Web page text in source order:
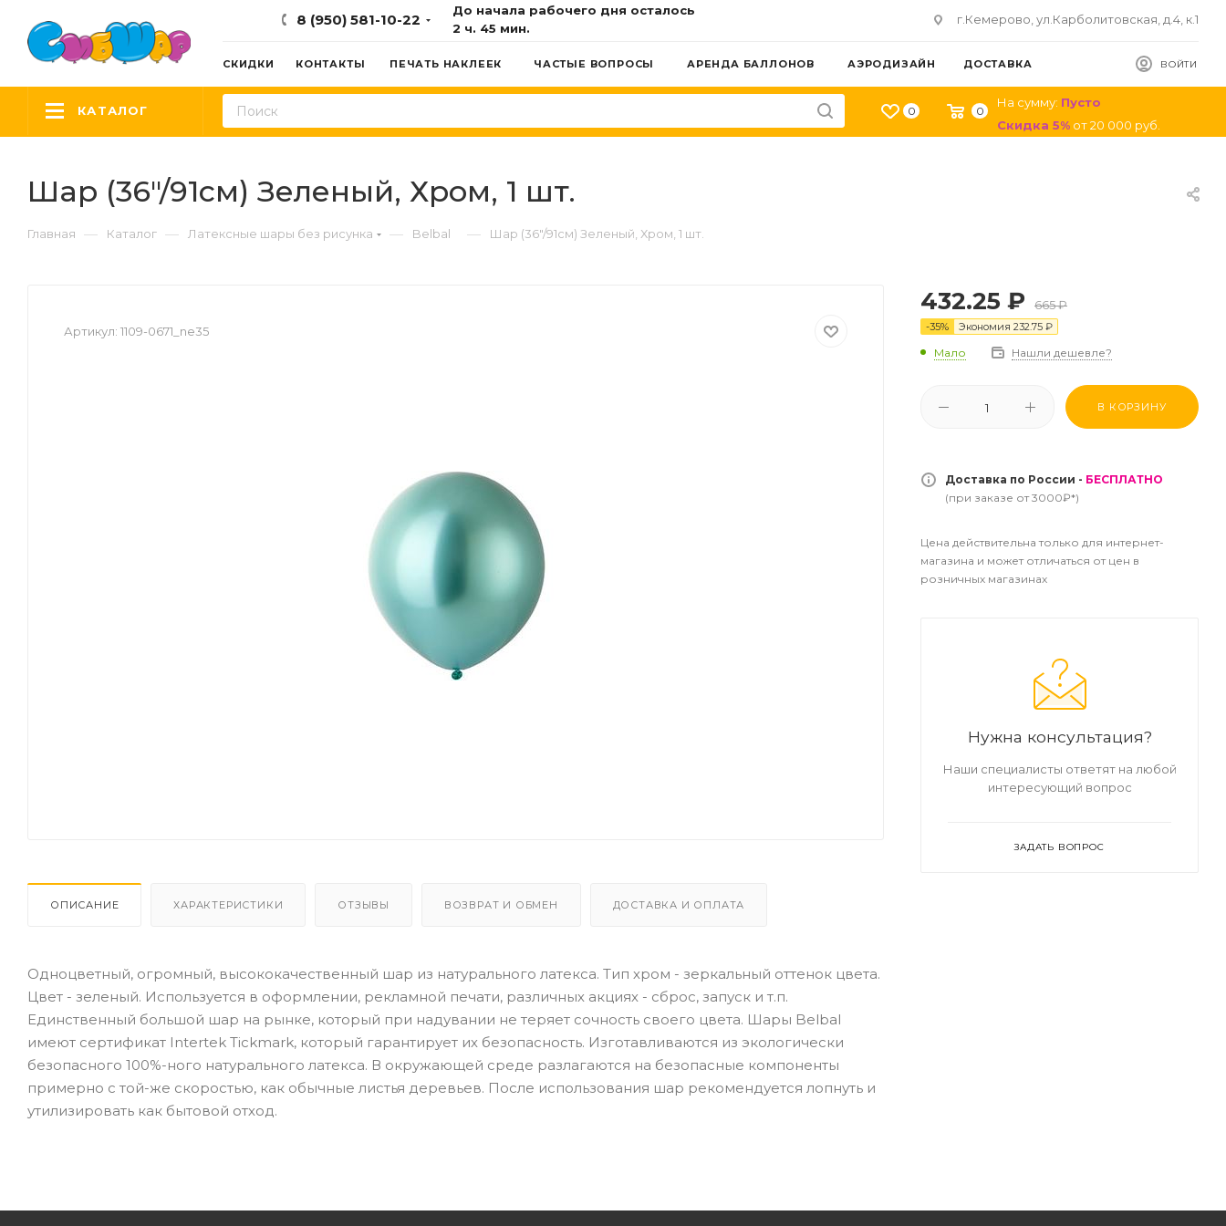
8 (950) 581-10-22
До начала рабочего дня осталось
2 ч. 45 мин.
г.Кемерово, ул.Карболитовская, д.4, к.1
ВОЙТИ
СКИДКИ КОНТАКТЫ ПЕЧАТЬ НАКЛЕЕК ЧАСТЫЕ ВОПРОСЫ АРЕНДА БАЛЛОНОВ АЭРОДИЗАЙН ДОСТАВКА
0 0
На сумму: Пусто
Скидка 5% от20 000 руб.
КАТАЛОГ
Шар (36"/91см) Зеленый, Хром, 1 шт.
Главная — Каталог — Латексные шары без рисунка — Belbal — Шар (36"/91см) Зеленый, Хром, 1 шт.
Артикул: 1109-0671_ne35
ОПИСАНИЕ ХАРАКТЕРИСТИКИ ОТЗЫВЫ ВОЗВРАТ И ОБМЕН ДОСТАВКА И ОПЛАТА
Одноцветный, огромный, высококачественный шар из натурального латекса. Тип хром - зеркальный оттенок цвета.
Цвет - зеленый. Используется в оформлении, рекламной печати, различных акциях - сброс, запуск и т.п.
Единственный большой шар на рынке, который при надувании не теряет сочность своего цвета. Шары Belbal
имеют сертификат Intertek Tickmark, который гарантирует их безопасность. Изготавливаются из экологически
безопасного 100%-ного натурального латекса. В окружающей среде разлагаются на безопасные компоненты
примерно с той-же скоростью, как обычные листья деревьев. После использования шар рекомендуется лопнуть и
утилизировать как бытовой отход.
432.25 ₽ 665₽
-35% Экономия 232.75 ₽
Мало Нашли дешевле?
В КОРЗИНУ
Доставка по России - БЕСПЛАТНО
(при заказе от 3000₽*)
Цена действительна только для интернет-
магазина и может отличаться от цен в
розничных магазинах
Нужна консультация?
Наши специалисты ответят на любой
интересующий вопрос
ЗАДАТЬ ВОПРОС